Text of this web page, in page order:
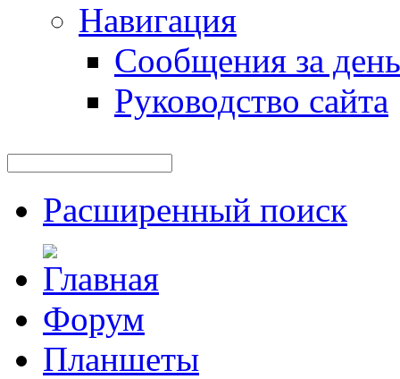
Навигация
Сообщения за день
Руководство сайта
Расширенный поиск
Форум
Планшеты